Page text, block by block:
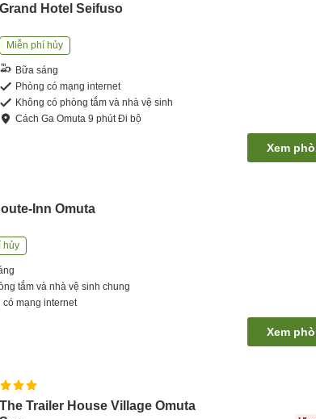
Grand Hotel Seifuso
Miễn phí hủy
Bữa sáng
Phòng có mạng internet
Không có phòng tắm và nhà vệ sinh
CáchGa Omuta 9 phútĐi bộ
Xem
Inn Omuta
hủy
tắm và nhà vệ sinh chung
có mạng internet
Xem
The Trailer House Village Omuta